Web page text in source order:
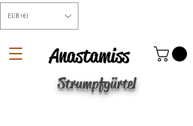
Anastamiss
EUR (€)
Strumpfgürtel